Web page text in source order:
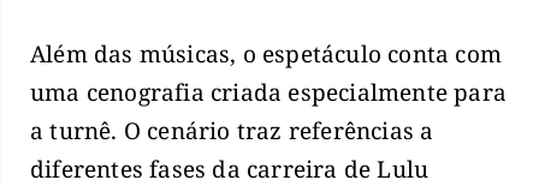
Além das músicas, o espetáculo conta com
uma cenografia criada especialmente para
a turnê. O cenário traz referências a
diferentes fases da carreira de Lulu